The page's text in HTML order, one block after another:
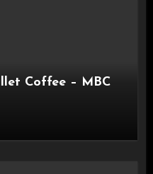
Coffee – MBC